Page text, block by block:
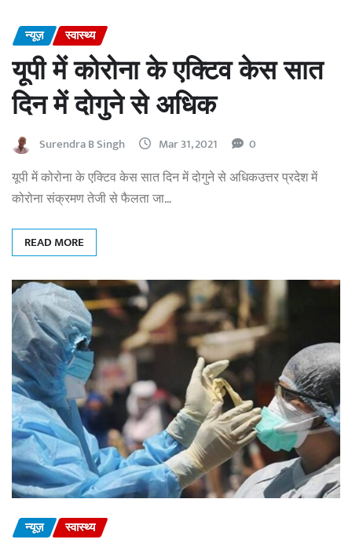
न्यूज़ स्वास्थ्य
यूपी में कोरोना के एक्टिव केस सात
दिन में दोगुने से अधिक
Surendra B Singh Mar 31, 2021 0
यूपी में कोरोना के एक्टिव केस सात दिन में दोगुने से अधिकउत्तर प्रदेश में
कोरोना संक्रमण तेजी से फैलता जा…
READ MORE
न्यूज़ स्वास्थ्य